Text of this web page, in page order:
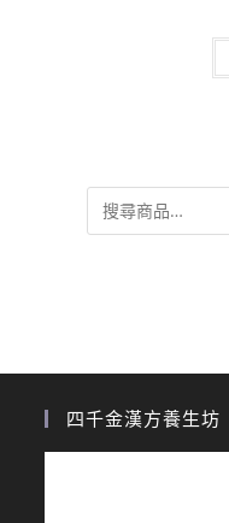
四千金漢方養生坊